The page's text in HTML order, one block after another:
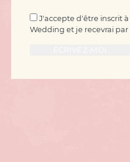
J'accepte d'être inscrit
Wedding et je recevrai